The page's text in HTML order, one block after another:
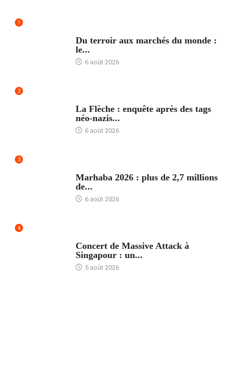
1
Du terroir aux marchés du monde :
le...
6 août 2026
2
La Flèche : enquête après des tags
néo-nazis...
6 août 2026
3
Marhaba 2026 : plus de 2,7 millions
de...
6 août 2026
4
Concert de Massive Attack à
Singapour : un...
5 août 2026